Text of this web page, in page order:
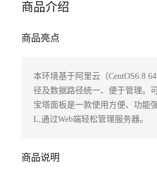
商品介绍
商品亮点
本环境基于阿里云（CentOS6.8
径及数据路径统一、便于管理。
宝塔面板是一款使用方便、功能
L,通过Web端轻松管理服务器。
商品说明